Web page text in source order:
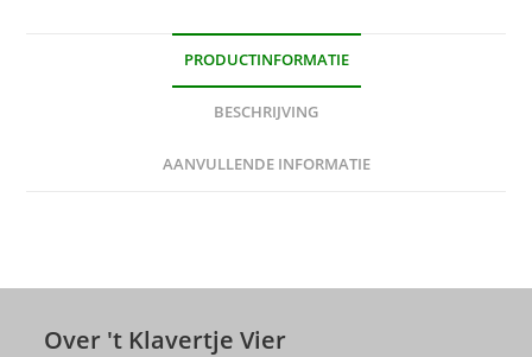
PRODUCTINFORMATIE
BESCHRIJVING
AANVULLENDE INFORMATIE
Over 't Klavertje Vier